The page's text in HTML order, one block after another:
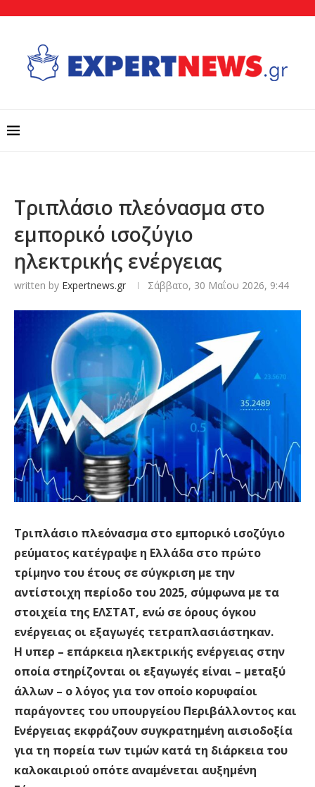
Τριπλάσιο πλεόνασμα στο
εμπορικό ισοζύγιο
ηλεκτρικής ενέργειας
written by Expertnews.gr Σάββατο, 30 Μαΐου 2026, 9:44
Τριπλάσιο πλεόνασμα στο εμπορικό ισοζύγιο
ρεύματος κατέγραψε η Ελλάδα στο πρώτο
τρίμηνο του έτους σε σύγκριση με την
αντίστοιχη περίοδο του 2025, σύμφωνα με τα
στοιχεία της ΕΛΣΤΑΤ, ενώ σε όρους όγκου
ενέργειας οι εξαγωγές τετραπλασιάστηκαν.
Η υπερ – επάρκεια ηλεκτρικής ενέργειας στην
οποία στηρίζονται οι εξαγωγές είναι – μεταξύ
άλλων – ο λόγος για τον οποίο κορυφαίοι
παράγοντες του υπουργείου Περιβάλλοντος και
Ενέργειας εκφράζουν συγκρατημένη αισιοδοξία
για τη πορεία των τιμών κατά τη διάρκεια του
καλοκαιριού οπότε αναμένεται αυξημένη